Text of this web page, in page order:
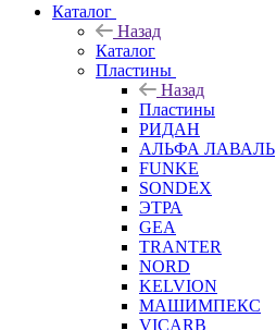
Каталог
Назад
Каталог
Пластины
Назад
Пластины
РИДАН
АЛЬФА ЛАВАЛЬ
FUNKE
SONDEX
ЭТРА
GEA
TRANTER
NORD
KELVION
МАШИМПЕКС
VICARB